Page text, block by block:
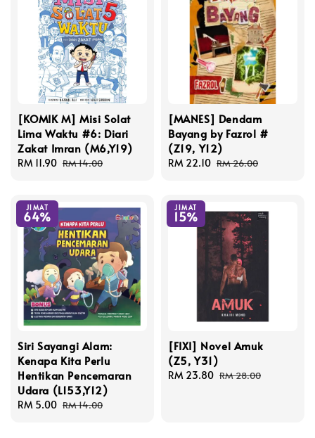
[KOMIK M] Misi Solat
Lima Waktu #6: Diari
Zakat Imran (M6,Y19)
Sale
RM 11.90 Regular
RM 14.00
[MANES] Dendam
Bayang by Fazrol #
(Z19, Y12)
Sale
RM 22.10 Regular
RM 26.00
JIMAT
64%
Siri Sayangi Alam:
Kenapa Kita Perlu
Hentikan Pencemaran
Udara (L153,Y12)
Sale
RM 5.00 Regular
RM 14.00
JIMAT
15%
[FIXI] Novel Amuk
(Z5, Y31)
Sale
RM 23.80 Regular
RM 28.00